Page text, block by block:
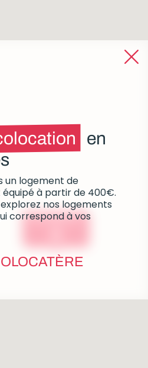
en
un logement de
à partir de 400€.
nos logements
correspond à vos
Colocations :